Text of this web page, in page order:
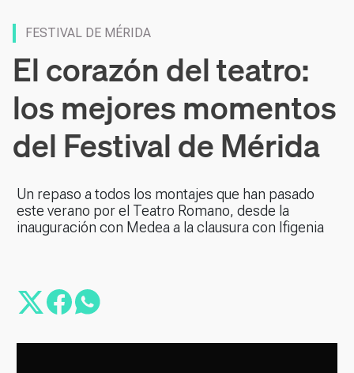
FESTIVAL DE MÉRIDA
El corazón del teatro:
los mejores momentos
del Festival de Mérida
Un repaso a todos los montajes que han pasado
este verano por el Teatro Romano, desde la
inauguración con Medea a la clausura con Ifigenia